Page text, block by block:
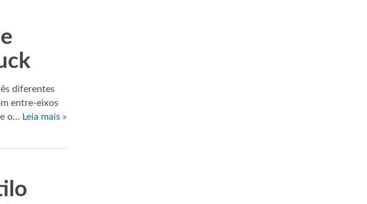
diferentes
entre-eixos
o… Leia mais »